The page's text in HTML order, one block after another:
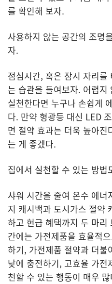
를 확인해 보자.
사용하지 않는 공간의 조명
자.
점심시간, 혹은 잠시 자리
는 습관을 들여보자. 어렵
실천한다면 누구나 손쉽게
다. 만약 형광등 대신 LED
면 절약 효과는 더욱 높아
는 게 좋겠다.
집에서 실천할 수 있는 방법
샤워 시간을 줄여 온수 에
지 캐시백과 도시가스 절약
하고 현급 혜택까지 두 마리
간에는 가전제품을 효율적
하기, 가전제품 절약과 더불
낮에 충전하기, 고효율 가
천할 수 있는 행동이 매우